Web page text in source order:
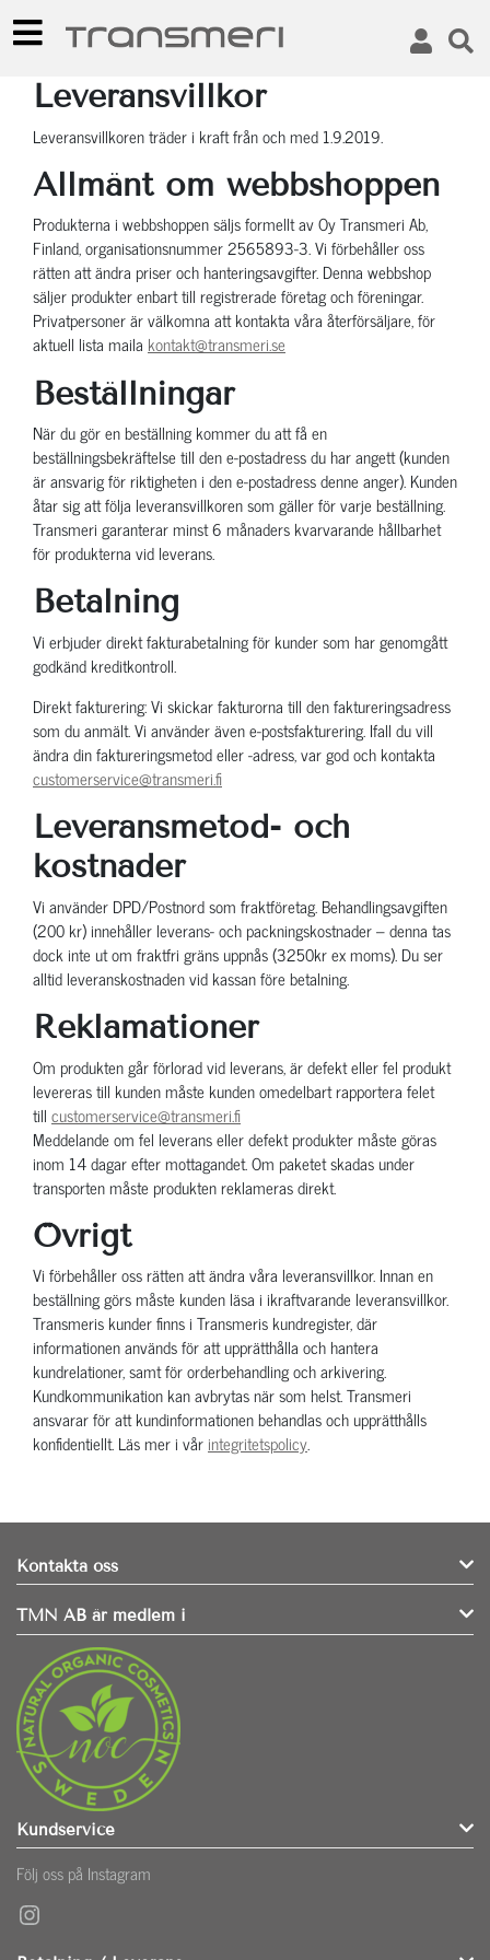
Leveransvillkor
Leveransvillkoren träder i kraft från och med 1.9.2019.
Allmänt om webbshoppen
Produkterna i webbshoppen säljs formellt av Oy Transmeri Ab,
Finland, organisationsnummer 2565893-3. Vi förbehåller oss
rätten att ändra priser och hanteringsavgifter. Denna webbshop
säljer produkter enbart till registrerade företag och föreningar.
Privatpersoner är välkomna att kontakta våra återförsäljare, för
aktuell lista maila kontakt@transmeri.se
Beställningar
När du gör en beställning kommer du att få en
beställningsbekräftelse till den e-postadress du har angett (kunden
är ansvarig för riktigheten i den e-postadress denne anger). Kunden
åtar sig att följa leveransvillkoren som gäller för varje beställning.
Transmeri garanterar minst 6 månaders kvarvarande hållbarhet
för produkterna vid leverans.
Betalning
Vi erbjuder direkt fakturabetalning för kunder som har genomgått
godkänd kreditkontroll.
Direkt fakturering: Vi skickar fakturorna till den faktureringsadress
som du anmält. Vi använder även e-postsfakturering. Ifall du vill
ändra din faktureringsmetod eller -adress, var god och kontakta
customerservice@transmeri.fi
Leveransmetod- och
kostnader
Vi använder DPD/Postnord som fraktföretag. Behandlingsavgiften
(200 kr) innehåller leverans- och packningskostnader – denna tas
dock inte ut om fraktfri gräns uppnås (3250kr ex moms). Du ser
alltid leveranskostnaden vid kassan före betalning.
Reklamationer
Om produkten går förlorad vid leverans, är defekt eller fel produkt
levereras till kunden måste kunden omedelbart rapportera felet
till customerservice@transmeri.fi
Meddelande om fel leverans eller defekt produkter måste göras
inom 14 dagar efter mottagandet. Om paketet skadas under
transporten måste produkten reklameras direkt.
Övrigt
Vi förbehåller oss rätten att ändra våra leveransvillkor. Innan en
beställning görs måste kunden läsa i ikraftvarande leveransvillkor.
Transmeris kunder finns i Transmeris kundregister, där
informationen används för att upprätthålla och hantera
kundrelationer, samt för orderbehandling och arkivering.
Kundkommunikation kan avbrytas när som helst. Transmeri
ansvarar för att kundinformationen behandlas och upprätthålls
konfidentiellt. Läs mer i vår integritetspolicy.
Kontakta oss
TMN AB är medlem i
Kundservice
Följ oss på Instagram
Instagram